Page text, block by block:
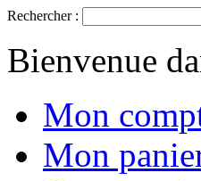
Rechercher :
Bienvenue
Mon
Mon